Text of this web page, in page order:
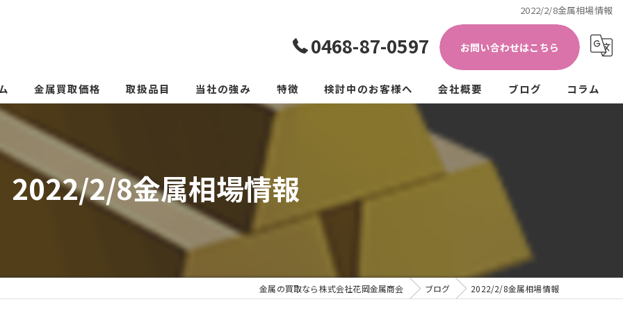
2022/2/8金属相場情報
0468-87-0597 お問い合わせはこちら
金属買取価格 取扱品目 当社の強み 特徴
価格
検討中のお客様へ 会社概要 ブログ コラム
2022/2/8金属相場情報
金属の買取なら株式会社花岡金属商会 ブログ 2022/2/8金属相場情報